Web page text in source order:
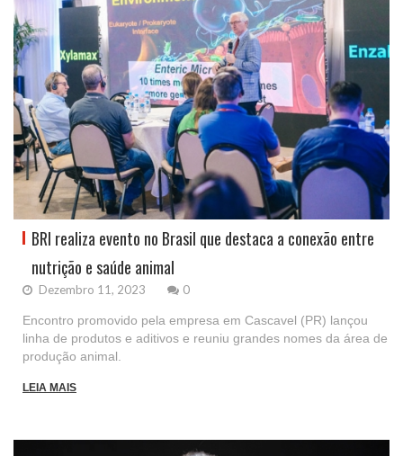
BRI realiza evento no Brasil que destaca a conexão entre
nutrição e saúde animal
Dezembro 11, 2023 0
Encontro promovido pela empresa em Cascavel (PR) lançou
linha de produtos e aditivos e reuniu grandes nomes da área de
produção animal.
LEIA MAIS